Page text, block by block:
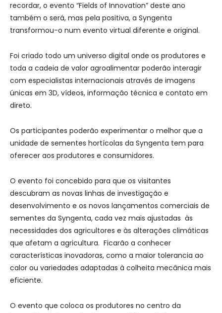
recordar, o evento “Fields of Innovation” deste ano
também o será, mas pela positiva, a Syngenta
transformou-o num evento virtual diferente e original.
Foi criado todo um universo digital onde os produtores e
toda a cadeia de valor agroalimentar poderão interagir
com especialistas internacionais através de imagens
únicas em 3D, vídeos, informação técnica e contato em
direto.
Os participantes poderão experimentar o melhor que a
unidade de sementes hortícolas da Syngenta tem para
oferecer aos produtores e consumidores.
O evento foi concebido para que os visitantes
descubram as novas linhas de investigação e
desenvolvimento e os novos lançamentos comerciais de
sementes da Syngenta, cada vez mais ajustadas às
necessidades dos agricultores e às alterações climáticas
que afetam a agricultura. Ficarão a conhecer
características inovadoras, como a maior tolerancia ao
calor ou variedades adaptadas à colheita mecânica mais
eficiente.
O evento que coloca os produtores no centro da